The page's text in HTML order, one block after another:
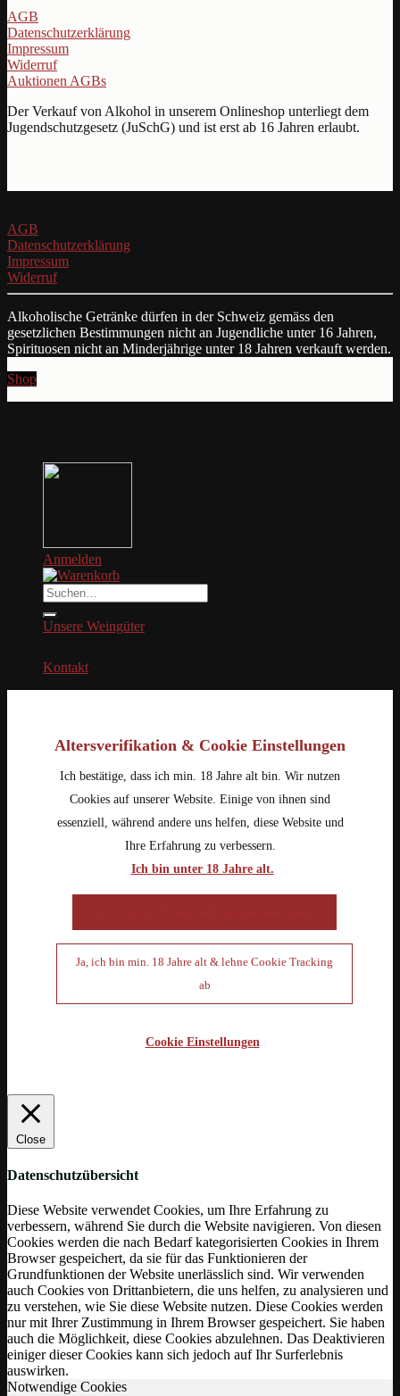
AGB
Datenschutzerklärung
Impressum
Widerruf
Auktionen AGBs
Der Verkauf von Alkohol in unserem Onlineshop unterliegt dem
Jugendschutzgesetz (JuSchG) und ist erst ab 16 Jahren erlaubt.
AGB
Datenschutzerklärung
Impressum
Widerruf
Alkoholische Getränke dürfen in der Schweiz gemäss den
gesetzlichen Bestimmungen nicht an Jugendliche unter 16 Jahren,
Spirituosen nicht an Minderjährige unter 18 Jahren verkauft werden.
Shop
Anmelden
Suche
nach:
Unsere Weingüter
Kontakt
Altersverifikation & Cookie Einstellungen
Ich bestätige, dass ich min. 18 Jahre alt bin. Wir nutzen
Cookies auf unserer Website. Einige von ihnen sind
essenziell, während andere uns helfen, diese Website und
Ihre Erfahrung zu verbessern.
Ich bin unter 18 Jahre alt.
Ja, ich bin min. 18 Jahre alt & lehne Cookie Tracking
ab
Cookie Einstellungen
Close
Datenschutzübersicht
Diese Website verwendet Cookies, um Ihre Erfahrung zu
verbessern, während Sie durch die Website navigieren. Von diesen
Cookies werden die nach Bedarf kategorisierten Cookies in Ihrem
Browser gespeichert, da sie für das Funktionieren der
Grundfunktionen der Website unerlässlich sind. Wir verwenden
auch Cookies von Drittanbietern, die uns helfen, zu analysieren und
zu verstehen, wie Sie diese Website nutzen. Diese Cookies werden
nur mit Ihrer Zustimmung in Ihrem Browser gespeichert. Sie haben
auch die Möglichkeit, diese Cookies abzulehnen. Das Deaktivieren
einiger dieser Cookies kann sich jedoch auf Ihr Surferlebnis
auswirken.
Notwendige Cookies